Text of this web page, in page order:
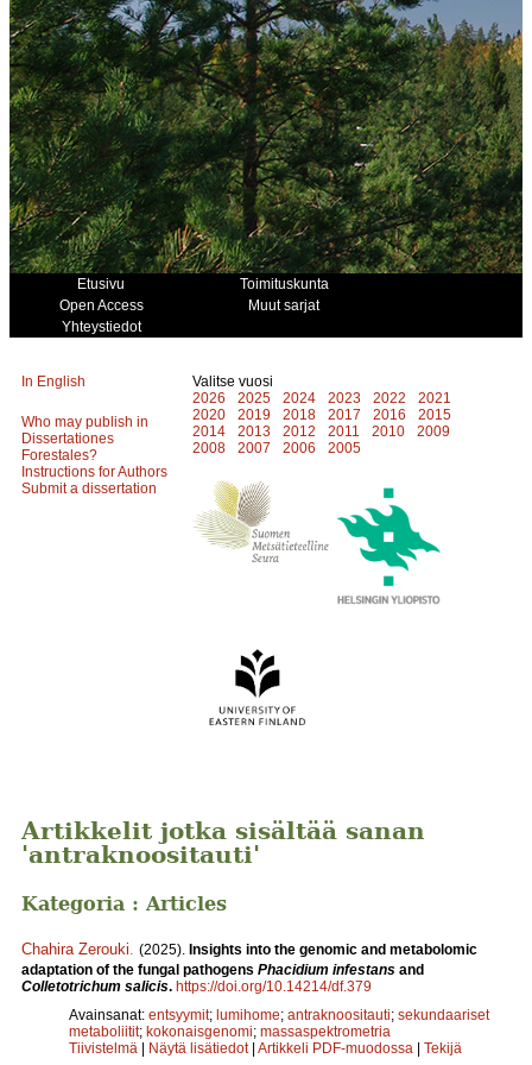
Etusivu
Toimituskunta
Open Access
Muut sarjat
Yhteystiedot
In English
Who may publish in
Dissertationes
Forestales?
Instructions for Authors
Submit a dissertation
Valitse vuosi
2026
2025 2024 2023 2022
2021
2020
2019 2018 2017 2016
2015
2014
2013 2012 2011 2010
2009
2008
2007 2006 2005
Artikkelit jotka sisältää sanan
'antraknoositauti'
Kategoria : Articles
Chahira Zerouki (2025). Insights into the genomic and metabolomic
adaptation of the fungal pathogens Phacidium infestans and
Colletotrichum salicis. https://doi.org/10.14214/df.379
Avainsanat: entsyymit; lumihome; antraknoositauti; sekundaariset
metaboliitit; kokonaisgenomi; massaspektrometria
Tiivistelmä | Näytä lisätiedot | Artikkeli PDF-muodossa | Tekijä